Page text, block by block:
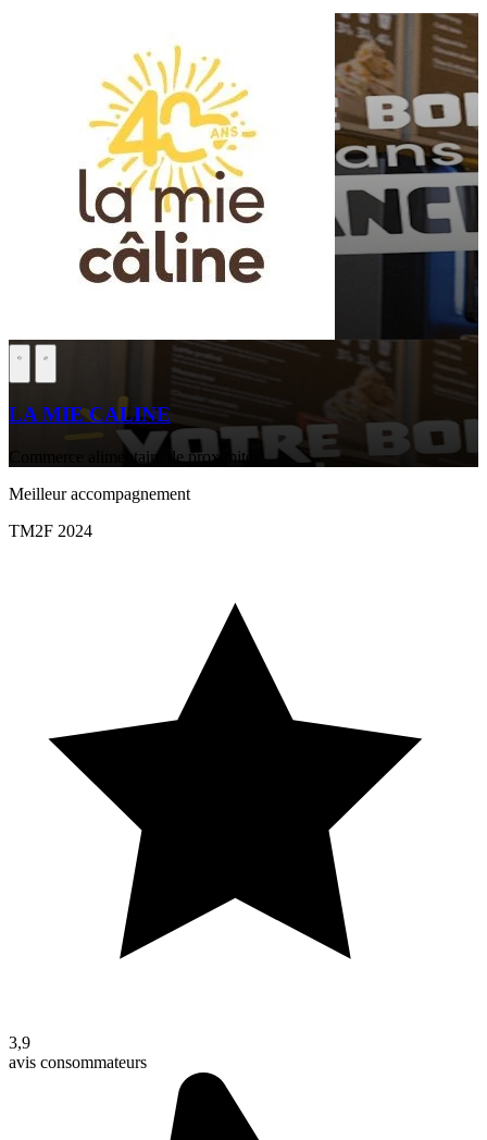
LA MIE CALINE
Commerce alimentaire de proximité
Meilleur accompagnement
TM2F 2024
3,9
avis consommateurs